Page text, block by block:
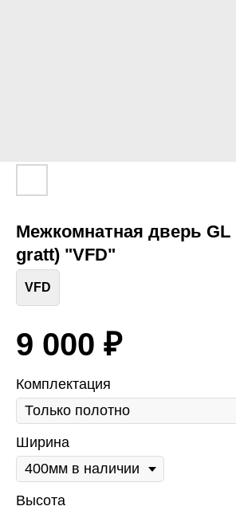
Межкомнатная дверь GL
gratt) "VFD"
VFD
9 000 ₽
Комплектация
Ширина
Высота